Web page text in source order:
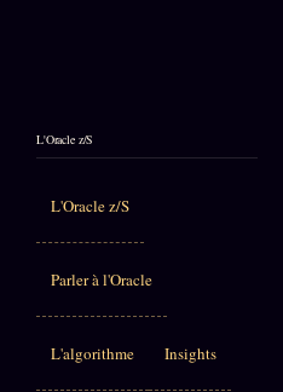
L'Oracle z/S
L'Oracle z/S
Parler à l'Oracle
L'algorithme Insights